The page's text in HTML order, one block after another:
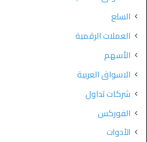
السلع
العملات الرقمية
الأسهم
الاسواق العربية
شركات تداول
الفوركس
الأدوات